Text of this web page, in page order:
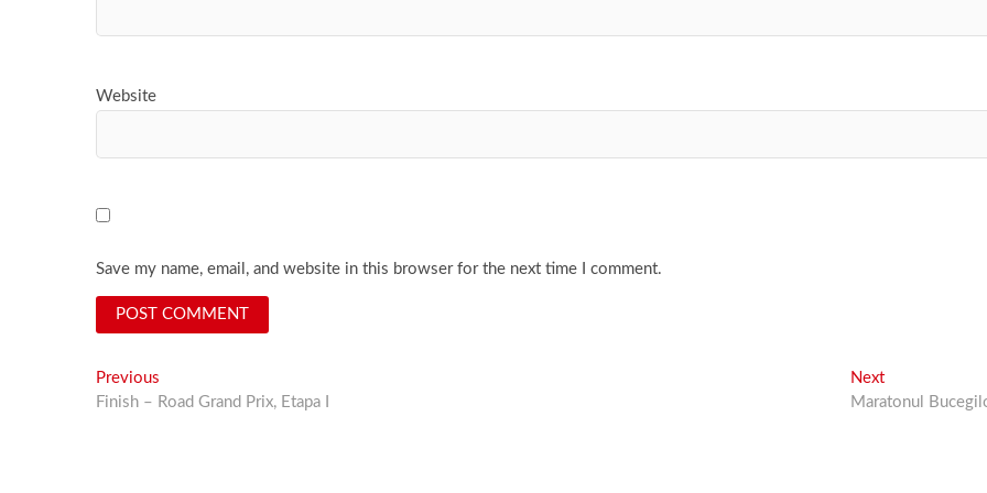
Website
Save my name, email, and website in this browser for the next time I comment.
Post
navigation
Previous
post:
Finish – Road Grand Prix, Etapa I
NextNext
post:
Maratonul